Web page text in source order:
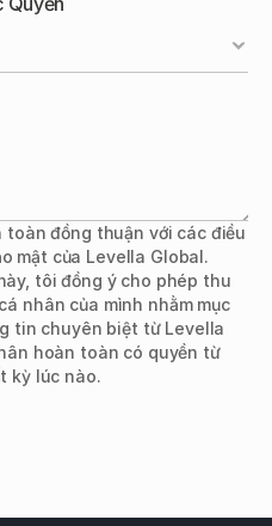
toàn đồng thuận với các điều
mật của Levella Global.
tôi đồng ý cho phép thu
nhân của mình nhằm mục
tin chuyên biệt từ Levella
hoàn toàn có quyền từ
kỳ lúc nào.